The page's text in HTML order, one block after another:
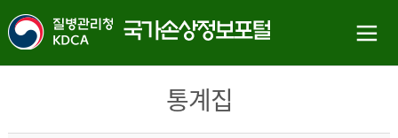
통계집